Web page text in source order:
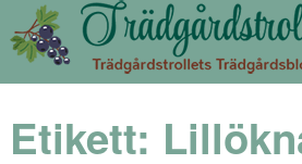
Etikett: